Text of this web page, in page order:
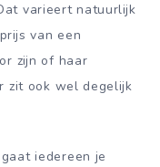
varieert natuurlijk
van een
zijn of haar
zit ook wel degelijk
iedereen je